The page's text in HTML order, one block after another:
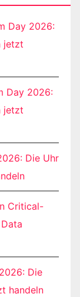
Day 2026:
jetzt
Day 2026:
jetzt
Die Uhr
Critical-
Die
handeln